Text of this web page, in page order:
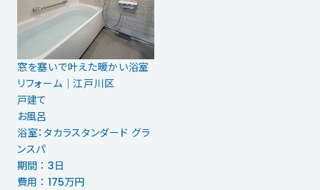
窓を塞いで叶えた暖かい浴室
リフォーム｜江戸川区
戸建て
お風呂
浴室：タカラスタンダード グラ
ンスパ
期間 ： 3日
費用 ： 175万円